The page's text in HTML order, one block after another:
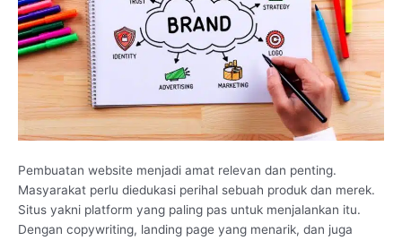
Pembuatan website menjadi amat relevan dan penting.
Masyarakat perlu diedukasi perihal sebuah produk dan merek.
Situs yakni platform yang paling pas untuk menjalankan itu.
Dengan copywriting, landing page yang menarik, dan juga